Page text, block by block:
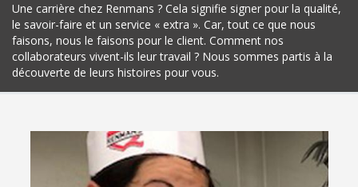
Une carrière chez Renmans ? Cela signifie signer pour la qualité,
le savoir-faire et un service « extra ». Car, tout ce que nous
faisons, nous le faisons pour le client. Comment nos
collaborateurs vivent-ils leur travail ? Nous sommes partis à la
découverte de leurs histoires pour vous.